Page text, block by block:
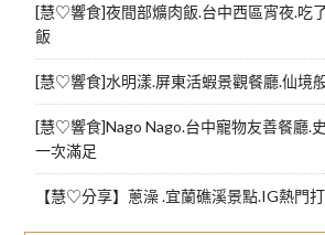
[慧♡響食]夜間部爌肉飯.台中西區宵夜.吃
飯
[慧♡響食]水明漾.屏東活蝦景觀餐廳.仙境
[慧♡響食]Nago Nago.台中寵物友善餐廳.
一次滿足
【慧♡分享】蔥澡 .宜蘭礁溪景點.IG熱門